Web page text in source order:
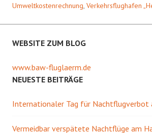
Umweltkostenrechnung Verkehrsflughafen
WEBSITE ZUM BLOG
www.baw-fluglaerm.de
NEUESTE BEITRÄGE
Internationaler Tag für Nachtflugverbot
Vermeidbar verspätete Nachtflüge am